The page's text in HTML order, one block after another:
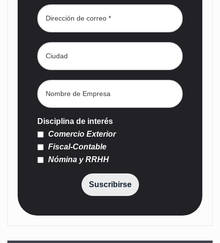
Disciplina de interés
Comercio Exterior
Fiscal-Contable
Nómina y RRHH
Suscribirse